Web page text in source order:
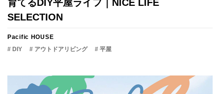
育てるDIY平屋ライフ｜NICE LIFE
SELECTION
Pacific HOUSE
# DIY
# アウトドアリビング # 平屋